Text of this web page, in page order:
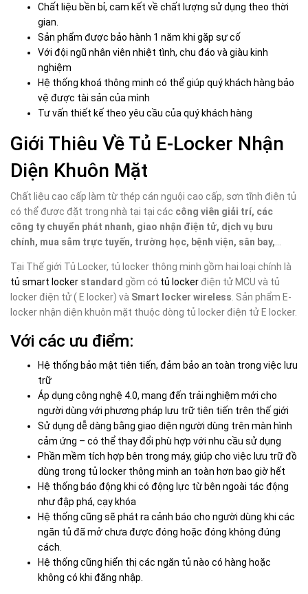
Chất liệu bền bỉ, cam kết về chất lượng sử dụng theo thời
gian.
Sản phẩm được bảo hành 1 năm khi gặp sự cố
Với đội ngũ nhân viên nhiệt tình, chu đáo và giàu kinh
nghiệm
Hệ thống khoá thông minh có thể giúp quý khách hàng bảo
vệ được tài sản của mình
Tư vấn thiết kế theo yêu cầu của quý khách hàng
Giới Thiêu Về Tủ E-Locker Nhận
Diện Khuôn Mặt
Chất liệu cao cấp làm từ thép cán nguội cao cấp, sơn tĩnh điện tủ
có thể được đặt trong nhà tại tại các công viên giải trí, các
công ty chuyển phát nhanh, giao nhận điện tử, dịch vụ bưu
chính, mua sắm trực tuyến, trường học, bệnh viện, sân bay,
Tại Thế giới Tủ Locker, tủ locker thông minh gồm hai loại chính là
tủ smart locker standard gồm có tủ locker điện tử MCU và tủ
locker điện tử ( E locker) và Smart locker wireless . Sản phẩm E-
locker nhận diện khuôn mặt thuộc dòng tủ locker điện tử E locker.
Với các ưu điểm:
Hệ thống bảo mật tiên tiến, đảm bảo an toàn trong việc lưu
trữ
Áp dụng công nghệ 4.0, mang đến trải nghiệm mới cho
người dùng với phương pháp lưu trữ tiên tiến trên thế giới
Sử dụng dễ dàng bằng giao diện người dùng trên màn hình
cảm ứng – có thể thay đổi phù hợp với nhu cầu sử dụng
Phần mềm tích hợp bên trong máy, giúp cho việc lưu trữ đồ
dùng trong tủ locker thông minh an toàn hơn bao giờ hết
Hệ thống báo động khi có động lực từ bên ngoài tác động
như đập phá, cạy khóa
Hệ thống cũng sẽ phát ra cảnh báo cho người dùng khi các
ngăn tủ đã mở chưa được đóng hoặc đóng không đúng
cách.
Hệ thống cũng hiển thị các ngăn tủ nào có hàng hoặc
không có khi đăng nhập.